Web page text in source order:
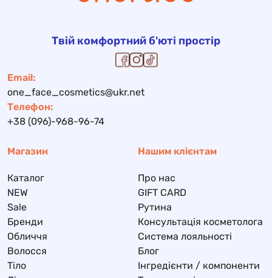
Твій комфортний б'юті простір
Email:
one_face_cosmetics@ukr.net
Телефон:
+38 (096)-968-96-74
Магазин
Каталог
NEW
Sale
Бренди
Обличчя
Волосся
Тіло
Нашим клієнтам
Про нас
GIFT CARD
Рутина
Консультація косметолога
Система лояльності
Блог
Інгредієнти / компоненти